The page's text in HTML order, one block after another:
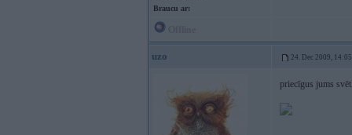
Braucu ar:
uzo 24. Dec 2009, 14:05
priecīgus jums